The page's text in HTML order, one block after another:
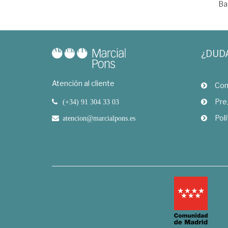
Atención al cliente
(+34) 91 304 33 03
atencion@marcialpons.es